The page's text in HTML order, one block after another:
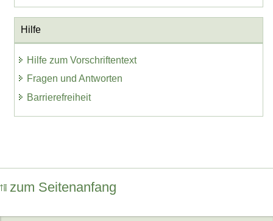
Hilfe
Hilfe zum Vorschriftentext
Fragen und Antworten
Barrierefreiheit
zum Seitenanfang